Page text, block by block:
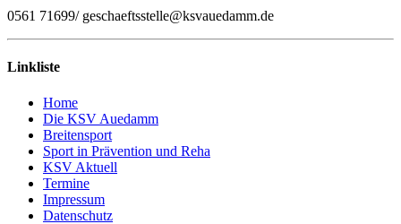
0561 71699/ geschaeftsstelle@ksvauedamm.de
Linkliste
Home
Die KSV Auedamm
Breitensport
Sport in Prävention und Reha
KSV Aktuell
Termine
Impressum
Datenschutz